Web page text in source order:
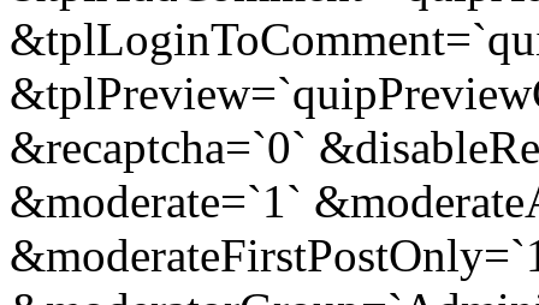
&recaptcha=`0`
&moderate=`1`